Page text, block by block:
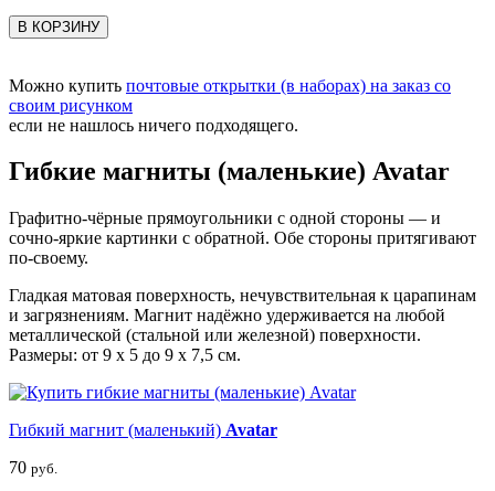
В КОРЗИНУ
Можно купить почтовые открытки (в наборах) на заказ со
своим рисунком
если не нашлось ничего подходящего.
Гибкие магниты (маленькие) Avatar
Графитно-чёрные прямоугольники с одной стороны — и
сочно-яркие картинки с обратной. Обе стороны притягивают
по-своему.
Гладкая матовая поверхность, нечувствительная к царапинам
и загрязнениям. Магнит надёжно удерживается на любой
металлической (стальной или железной) поверхности.
Размеры: от 9 х 5 до 9 х 7,5 см.
Гибкий магнит (маленький) Avatar
70 руб.